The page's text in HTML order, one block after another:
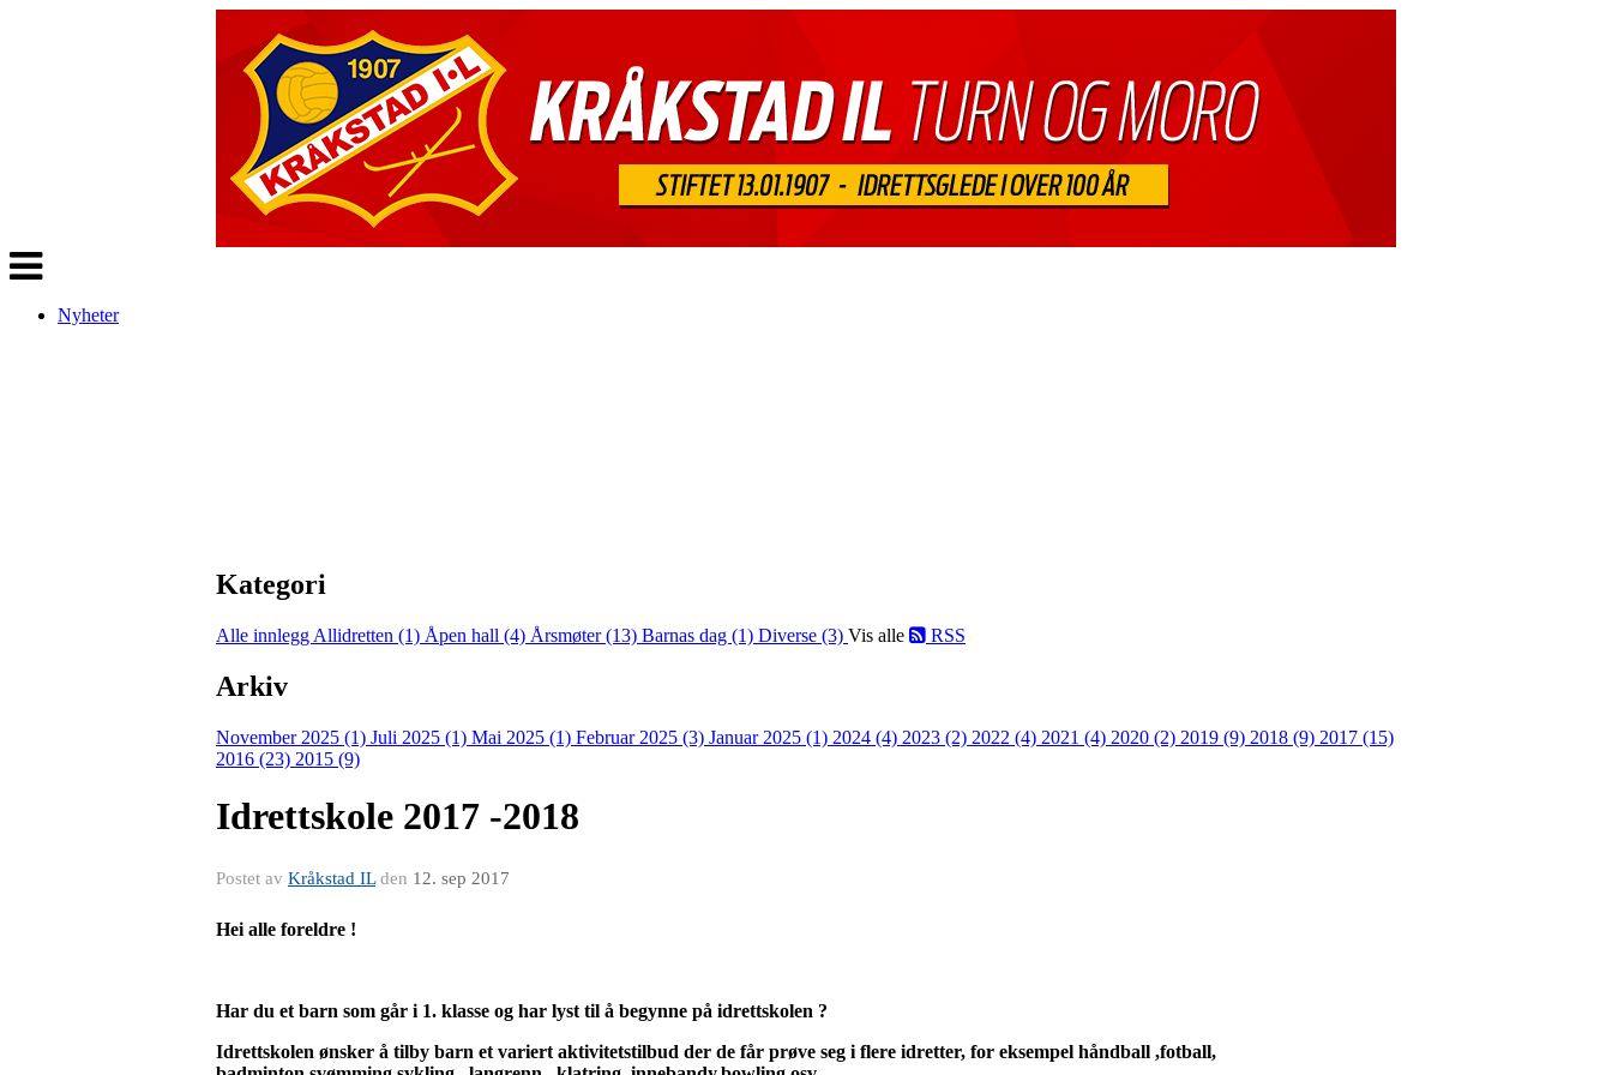
Veksle
navigasjon
Nyheter
Kategori
Alle innlegg Allidretten (1) Åpen hall (4) Årsmøter (13) Barnas dag (1) Diverse (3) Vis alle RSS
Arkiv
November 2025 (1) Juli 2025 (1) Mai 2025 (1) Februar 2025 (3) Januar 2025 (1) 2024 (4) 2023 (2) 2022 (4) 2021 (4) 2020 (2) 2019 (9) 2018 (9) 2017 (15)
2016 (23) 2015 (9)
Idrettskole 2017 -2018
Postet av Kråkstad ILden 12. sep 2017
Hei alle foreldre !
Har du et barn som går i 1. klasse og har lyst til å begynne på idrettskolen ?
Idrettskolen ønsker å tilby barn et variert aktivitetstilbud der de får prøve seg i flere idretter, for eksempel håndball ,fotball,